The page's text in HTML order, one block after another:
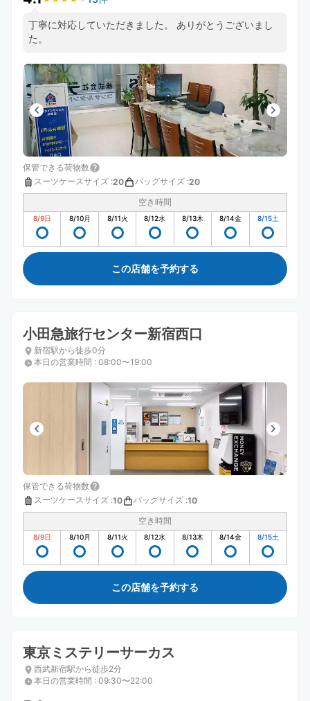
丁寧に対応していただきました。 ありがとうございまし
た。
保管できる荷物数
スーツケースサイズ :20 バッグサイズ :20
空き時間
8/9日 8/10月 8/11火 8/12水 8/13木 8/14金 8/15土
この店舗を予約する
小田急旅行センター新宿西口
新宿駅から徒歩0分
本日の営業時間 : 08:00〜19:00
保管できる荷物数
スーツケースサイズ :10 バッグサイズ :10
空き時間
8/9日 8/10月 8/11火 8/12水 8/13木 8/14金 8/15土
この店舗を予約する
東京ミステリーサーカス
西武新宿駅から徒歩2分
本日の営業時間 : 09:30〜22:00